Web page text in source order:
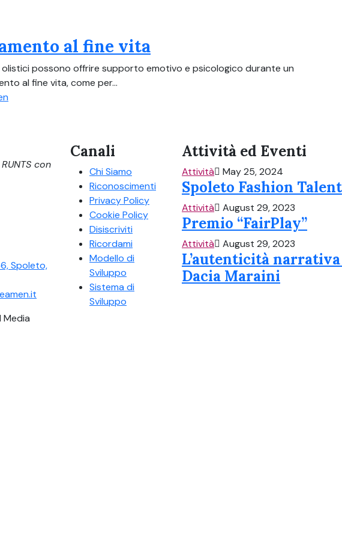
al fine vita
possono offrire supporto emotivo e psicologico durante un
al fine vita, come per...
con
Spoleto,
Media
Canali
Chi Siamo
Riconoscimenti
Privacy Policy
Cookie Policy
Disiscriviti
Ricordami
Modello di
Sviluppo
Sistema di
Sviluppo
Attività ed Eventi
Attività May 25, 2024
Spoleto Fashion Talent
Attività August 29, 2023
Premio “FairPlay”
Attività August 29, 2023
L’autenticità
Dacia Maraini